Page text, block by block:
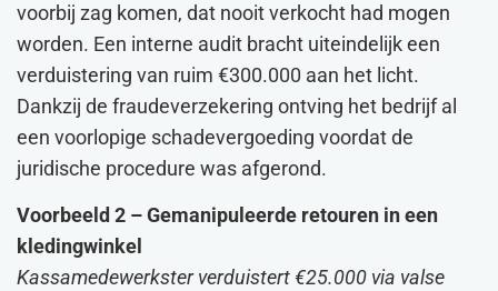
voorbij zag komen, dat nooit verkocht had mogen
worden. Een interne audit bracht uiteindelijk een
verduistering van ruim €300.000 aan het licht.
Dankzij de fraudeverzekering ontving het bedrijf al
een voorlopige schadevergoeding voordat de
juridische procedure was afgerond.
Voorbeeld 2 – Gemanipuleerde retouren in een
kledingwinkel
Kassamedewerkster verduistert €25.000 via valse